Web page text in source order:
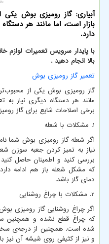
آبیاری: گاز رومیزی بوش یکی
بازار است، اما مانند هر
دارد.
با پایدار سرویس تعمیرات
بالا انجام دهید .
تعمیر گاز رومیزی بوش
گاز رومیزی بوش یکی از
مانند هر دستگاه دیگری نیاز به
برخی اصلاحات شایع برای گاز
1. مشکلات با شعله
اگر شعله گاز رومیزی بوش شما
نیاز به تمیز کردن جعبه سوزن
بررسی کنید و اطمینان حاصل
که مشکل شعله باز هم ادامه
دمای گاز باشد.
2. مشکلات با چراغ روشنایی
اگر چراغ روشنایی گاز رومیزی
که چراغ قطع نشده و همچنین
شده است. همچنین از درجه‌ی
و نیز از کثیفی روی شیشه آن نیز